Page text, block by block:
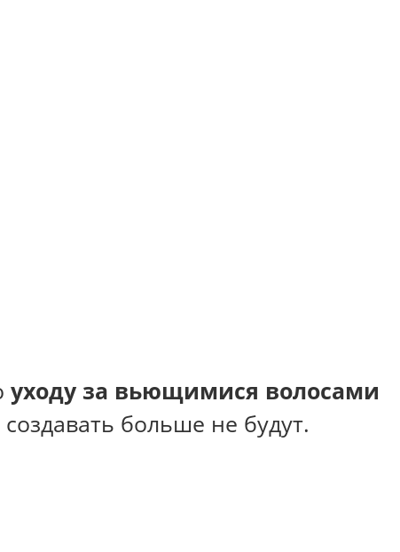
уходу за вьющимися волосами
больше не будут.